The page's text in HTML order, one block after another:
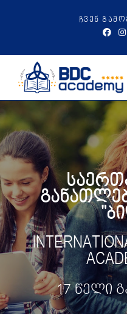
ჩვენ
17 წელი